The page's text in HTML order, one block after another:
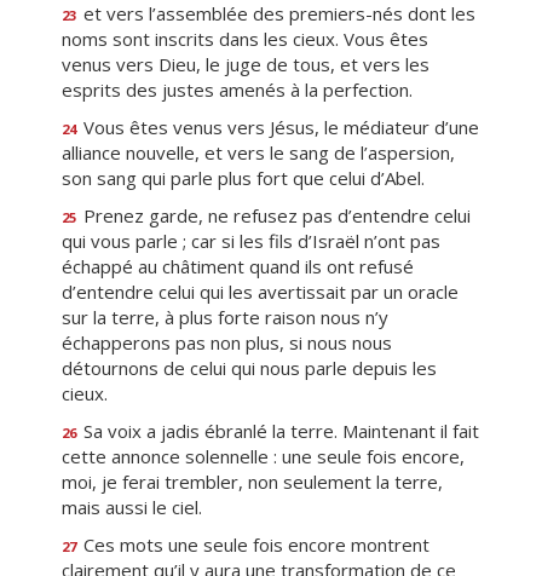
23 et vers l’assemblée des premiers-nés dont les
noms sont inscrits dans les cieux. Vous êtes
venus vers Dieu, le juge de tous, et vers les
esprits des justes amenés à la perfection.
24 Vous êtes venus vers Jésus, le médiateur d’une
alliance nouvelle, et vers le sang de l’aspersion,
son sang qui parle plus fort que celui d’Abel.
25 Prenez garde, ne refusez pas d’entendre celui
qui vous parle ; car si les fils d’Israël n’ont pas
échappé au châtiment quand ils ont refusé
d’entendre celui qui les avertissait par un oracle
sur la terre, à plus forte raison nous n’y
échapperons pas non plus, si nous nous
détournons de celui qui nous parle depuis les
cieux.
26 Sa voix a jadis ébranlé la terre. Maintenant il fait
cette annonce solennelle : une seule fois encore,
moi, je ferai trembler, non seulement la terre,
mais aussi le ciel.
27 Ces mots une seule fois encore montrent
clairement qu’il y aura une transformation de ce